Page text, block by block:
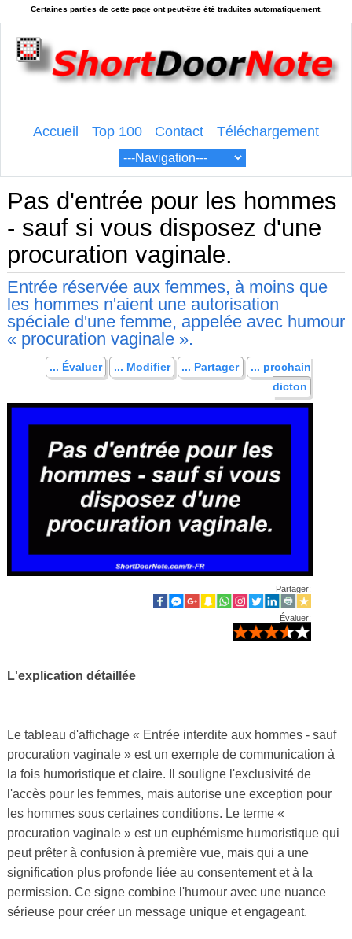
Accueil Top 100 Contact Téléchargement
Pas d'entrée pour les hommes
- sauf si vous disposez d'une
procuration vaginale.
Entrée réservée aux femmes, à moins que
les hommes n'aient une autorisation
spéciale d'une femme, appelée avec humour
« procuration vaginale ».
... Évaluer ... Modifier ... Partager
... prochain
dicton
Partager:
Évaluer:
L'explication détaillée
Le tableau d'affichage « Entrée interdite aux hommes - sauf
procuration vaginale » est un exemple de communication à
la fois humoristique et claire. Il souligne l'exclusivité de
l'accès pour les femmes, mais autorise une exception pour
les hommes sous certaines conditions. Le terme «
procuration vaginale » est un euphémisme humoristique qui
peut prêter à confusion à première vue, mais qui a une
signification plus profonde liée au consentement et à la
permission. Ce signe combine l'humour avec une nuance
sérieuse pour créer un message unique et engageant.